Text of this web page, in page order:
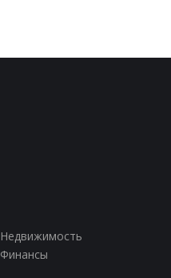
Недвижимость
Финансы